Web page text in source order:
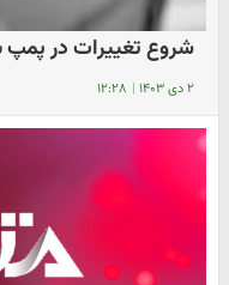
شروع تغییرات در پمپ
۲ دی ۱۴۰۳ | ۱۲:۲۸